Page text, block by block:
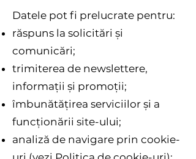
Datele pot fi prelucrate pentru:
răspuns la solicitări și
comunicări;
trimiterea de newslettere,
informații și promoții;
îmbunătățirea serviciilor și a
funcționării site-ului;
analiză de navigare prin cookie-